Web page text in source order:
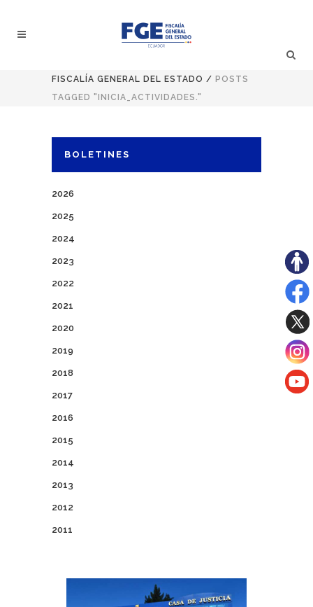
FISCALÍA GENERAL DEL ESTADO / POSTS
TAGGED "INICIA_ACTIVIDADES."
BOLETINES
2026
2025
2024
2023
2022
2021
2020
2019
2018
2017
2016
2015
2014
2013
2012
2011